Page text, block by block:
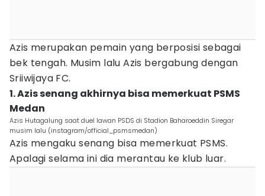
Azis merupakan pemain yang berposisi sebagai
bek tengah. Musim lalu Azis bergabung dengan
Sriiwijaya FC.
1. Azis senang akhirnya bisa memerkuat PSMS
Medan
Azis Hutagalung saat duel lawan PSDS di Stadion Baharoeddin Siregar
musim lalu (instagram/official_psmsmedan)
Azis mengaku senang bisa memerkuat PSMS.
Apalagi selama ini dia merantau ke klub luar.